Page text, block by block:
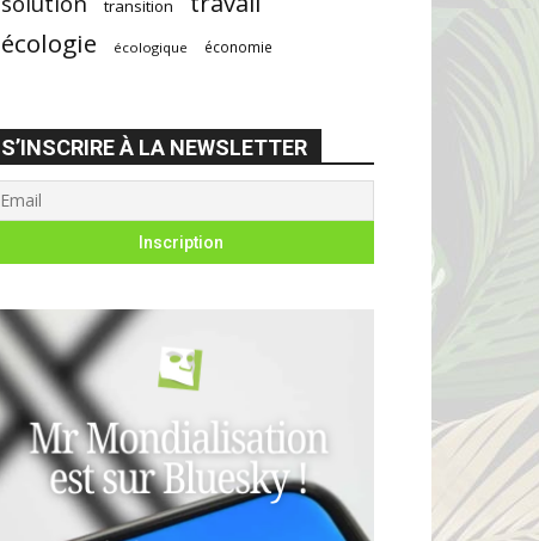
transition
écologie
écologique économie
S’INSCRIRE À LA NEWSLETTER